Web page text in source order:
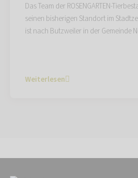
Das Team der ROSENGARTEN-
seinen bisherigen Standort im
ist nach Butzweiler in der Gemeinde
Weiterlesen